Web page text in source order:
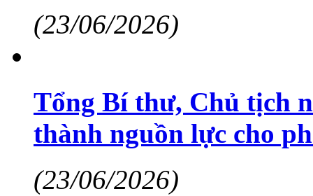
(23/06/2026)
Tổng Bí thư, Chủ tịch
thành nguồn lực cho
(23/06/2026)